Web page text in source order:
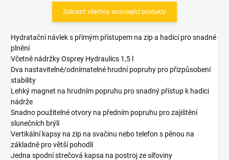
Zobrazit všechny související produkty
Hydratační návlek s přímým přístupem na zip a hadicí pro snadné
plnění
Včetně nádržky Osprey Hydraulics 1,5 l
Dva nastavitelné/odnímatelné hrudní popruhy pro přizpůsobení
stability
Lehký magnet na hrudním popruhu pro snadný přístup k hadici
nádrže
Snadno použitelné otvory na předním popruhu pro zajištění
slunečních brýlí
Vertikální kapsy na zip na svačinu nebo telefon s pěnou na
základně pro větší pohodlí
Jedna spodní strečová kapsa na postroj ze síťoviny